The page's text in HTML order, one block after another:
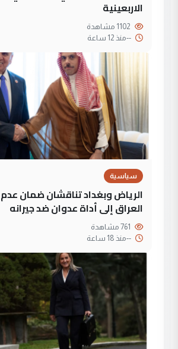
الاربعينية
--منذ 12 ساعة
سياسية
الرياض وبغداد تناقشان ضمان
العراق إلى أداة عدوان ضد جيرانه
--منذ 18 ساعة